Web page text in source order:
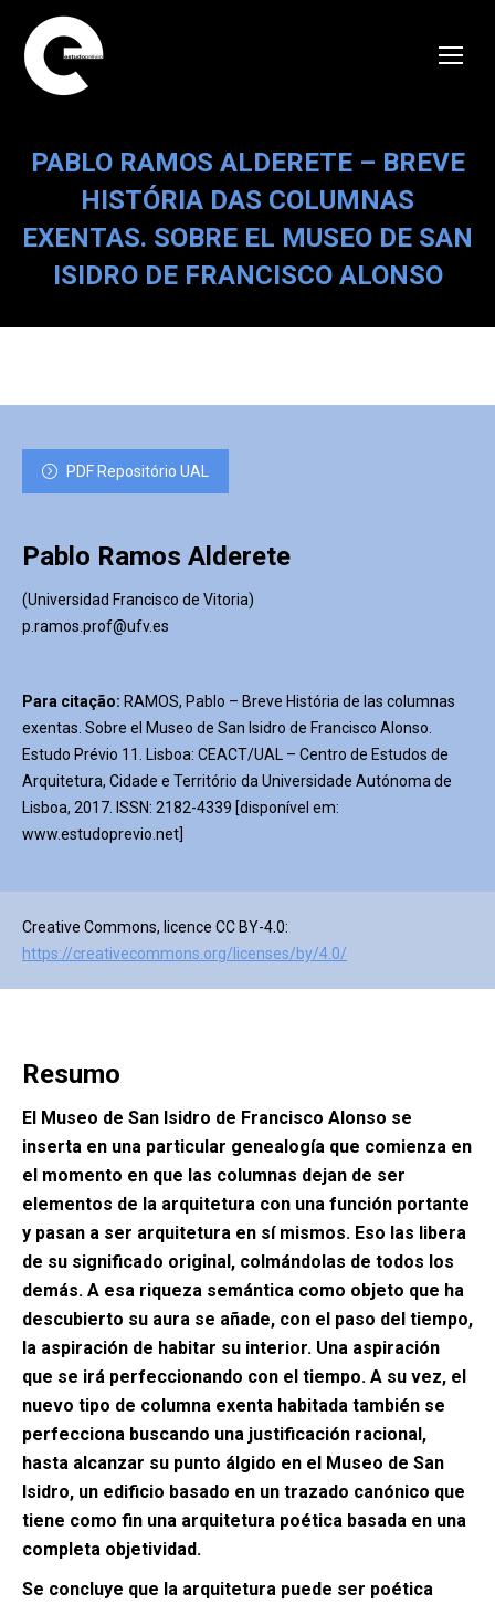
PABLO RAMOS ALDERETE – BREVE
HISTÓRIA DAS COLUMNAS
EXENTAS. SOBRE EL MUSEO DE SAN
ISIDRO DE FRANCISCO ALONSO
PDF Repositório UAL
Pablo Ramos Alderete
(Universidad Francisco de Vitoria)
p.ramos.prof@ufv.es
Para citação: RAMOS, Pablo – Breve História de las columnas
exentas. Sobre el Museo de San Isidro de Francisco Alonso.
Estudo Prévio 11. Lisboa: CEACT/UAL – Centro de Estudos de
Arquitetura, Cidade e Território da Universidade Autónoma de
Lisboa, 2017. ISSN: 2182-4339 [disponível em:
www.estudoprevio.net]
Creative Commons, licence CC BY-4.0:
https://creativecommons.org/licenses/by/4.0/
Resumo
El Museo de San Isidro de Francisco Alonso se
inserta en una particular genealogía que comienza en
el momento en que las columnas dejan de ser
elementos de la arquitetura con una función portante
y pasan a ser arquitetura en sí mismos. Eso las libera
de su significado original, colmándolas de todos los
demás. A esa riqueza semántica como objeto que ha
descubierto su aura se añade, con el paso del tiempo,
la aspiración de habitar su interior. Una aspiración
que se irá perfeccionando con el tiempo. A su vez, el
nuevo tipo de columna exenta habitada también se
perfecciona buscando una justificación racional,
hasta alcanzar su punto álgido en el Museo de San
Isidro, un edificio basado en un trazado canónico que
tiene como fin una arquitetura poética basada en una
completa objetividad.
Se concluye que la arquitetura puede ser poética